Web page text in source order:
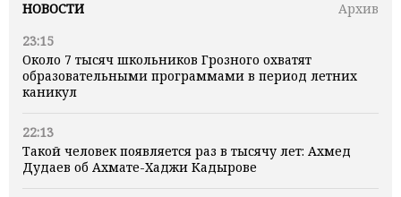
НОВОСТИ
Архив
23:15
Около 7 тысяч школьников Грозного охватят
образовательными программами в период летних
каникул
22:13
Такой человек появляется раз в тысячу лет: Ахмед
Дудаев об Ахмате-Хаджи Кадырове